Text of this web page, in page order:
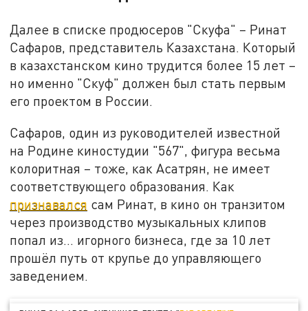
Далее в списке продюсеров "Скуфа" – Ринат
Сафаров, представитель Казахстана. Который
в казахстанском кино трудится более 15 лет –
но именно "Скуф" должен был стать первым
его проектом в России.
Сафаров, один из руководителей известной
на Родине киностудии "567", фигура весьма
колоритная – тоже, как Асатрян, не имеет
соответствующего образования. Как
признавался сам Ринат, в кино он транзитом
через производство музыкальных клипов
попал из… игорного бизнеса, где за 10 лет
прошёл путь от крупье до управляющего
заведением.